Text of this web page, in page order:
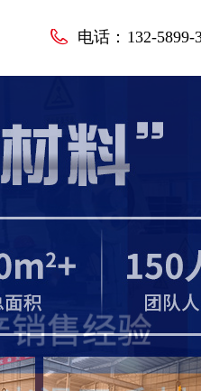
电话： 132-5899-